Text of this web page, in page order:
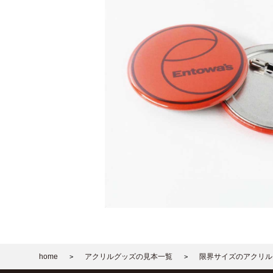
home > アクリルグッズの見本一覧 > 限界サイズのアクリ